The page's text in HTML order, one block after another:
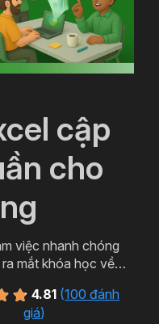
cập
cho
việc nhanh chóng
mắt khóa học về
hàm, công cụ
quyết công việc một
4.81 (100 đánh
giá)